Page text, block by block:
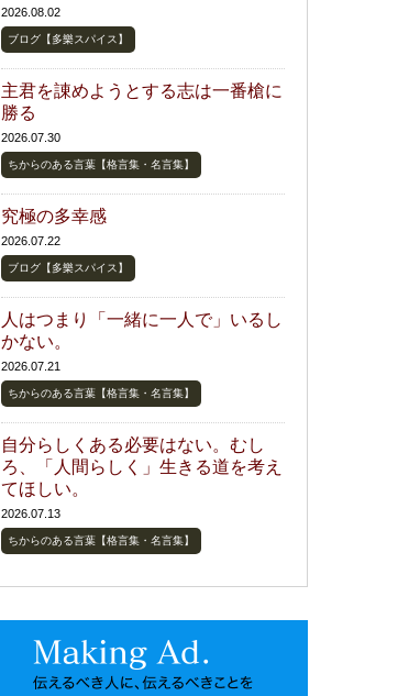
2026.08.02
ブログ【多樂スパイス】
主君を諌めようとする志は一番槍に
勝る
2026.07.30
ちからのある言葉【格言集・名言集】
究極の多幸感
2026.07.22
ブログ【多樂スパイス】
人はつまり「一緒に一人で」いるし
かない。
2026.07.21
ちからのある言葉【格言集・名言集】
自分らしくある必要はない。むし
ろ、「人間らしく」生きる道を考え
てほしい。
2026.07.13
ちからのある言葉【格言集・名言集】